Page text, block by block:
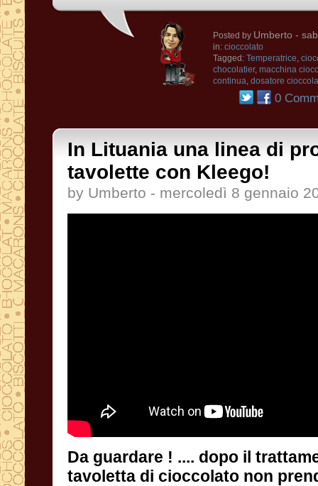
Posted by Umberto -
in: cioccolato
Tagged: Temperatrice,
chocolatier, macchina
continua, dosatore
0
In Lituania una linea di
tavolette con Kleego!
by Umberto - mercoledì 8 gennaio
Da guardare ! .... dopo il
tavoletta di cioccolato non